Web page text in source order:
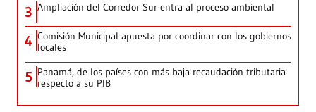
3 Ampliación del Corredor Sur entra al proceso ambiental
4 Comisión Municipal apuesta por coordinar con los gobiernos
locales
5 Panamá, de los países con más baja recaudación tributaria
respecto a su PIB